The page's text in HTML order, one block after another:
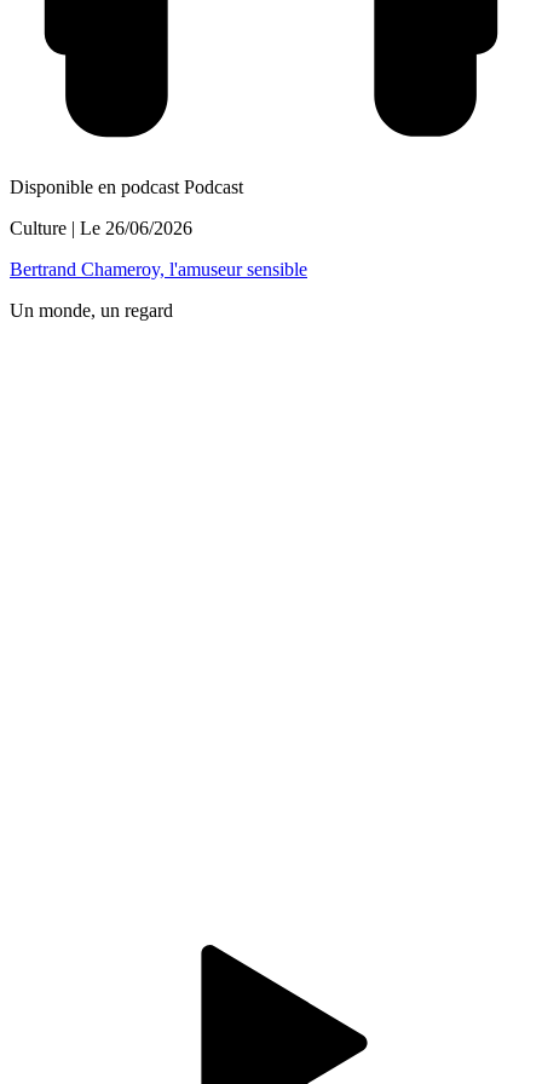
Disponible en podcast Podcast
Culture | Le 26/06/2026
Bertrand Chameroy, l'amuseur sensible
Un monde, un regard